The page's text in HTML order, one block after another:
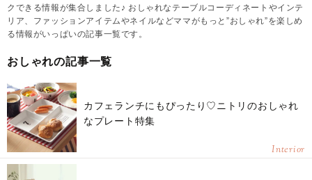
クできる情報が集合しました♪ おしゃれなテーブルコーディネートやインテ
リア、ファッションアイテムやネイルなどママがもっと”おしゃれ”を楽しめ
る情報がいっぱいの記事一覧です。
おしゃれの記事一覧
カフェランチにもぴったり♡ニトリのおしゃれ
なプレート特集
Interior